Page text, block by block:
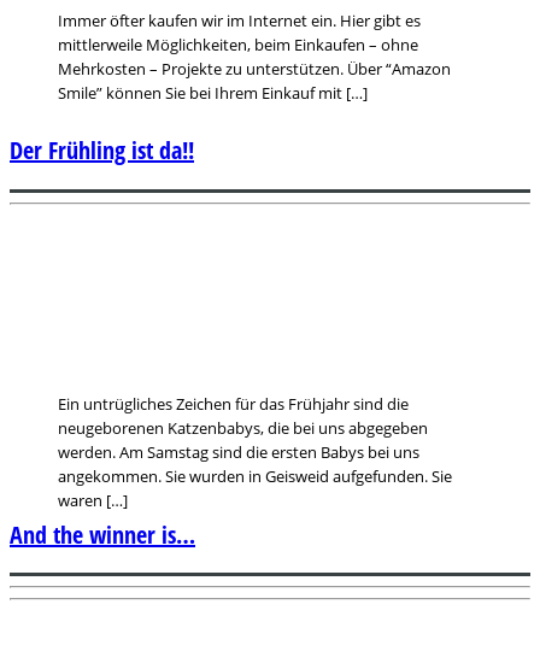
Immer öfter kaufen wir im Internet ein. Hier gibt es
mittlerweile Möglichkeiten, beim Einkaufen – ohne
Mehrkosten – Projekte zu unterstützen. Über “Amazon
Smile” können Sie bei Ihrem Einkauf mit […]
Ein untrügliches Zeichen für das Frühjahr sind die
neugeborenen Katzenbabys, die bei uns abgegeben
werden. Am Samstag sind die ersten Babys bei uns
angekommen. Sie wurden in Geisweid aufgefunden. Sie
waren […]
Der Frühling ist da!!
And the winner is…